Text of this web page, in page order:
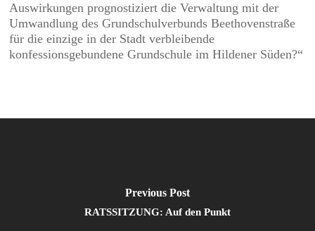
Auswirkungen prognostiziert die Verwaltung mit der
Umwandlung des Grundschulverbunds Beethovenstraße
für die einzige in der Stadt verbleibende
konfessionsgebundene Grundschule im Hildener Süden?“
Previous Post
RATSSITZUNG: Auf den Punkt